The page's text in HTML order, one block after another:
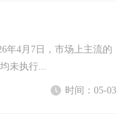
年4月7日，市场上主流的
未执行...
时间：05-03